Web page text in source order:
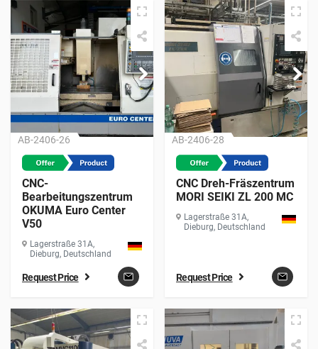
AB-2406-26
CNC-
Bearbeitungszentrum
OKUMA Euro Center
V50
Lagerstraße 31A,
Dieburg, Deutschland
Request Price
AB-2406-28
CNC Dreh-Fräszentrum
MORI SEIKI ZL 200 MC
Lagerstraße 31A,
Dieburg, Deutschland
Request Price